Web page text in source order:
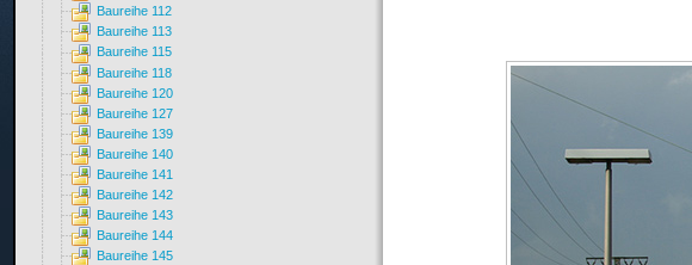
Baureihe 112
Baureihe 113
Baureihe 115
Baureihe 118
Baureihe 120
Baureihe 127
Baureihe 139
Baureihe 140
Baureihe 141
Baureihe 142
Baureihe 143
Baureihe 144
Baureihe 145